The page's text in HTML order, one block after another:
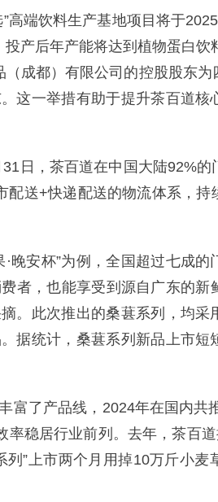
高端饮料生产基地项目将于
产后年产能将达到植物蛋白饮
成都）有限公司的控股股东为
这一举措有助于提升茶百道核
日，茶百道在中国大陆92%的
配送+快递配送的物流体系，持
晚安杯”为例，全国超过七成
者，也能享受到源自广东的
。此次推出的桑葚系列，均采
据统计，桑葚系列新品上市短
富了产品线，2024年在国内共
稳居行业前列。去年，茶百道
”上市两个月用掉10万斤小麦